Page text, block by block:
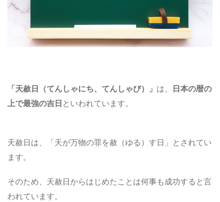
「天赦日 （てんしゃにち、てんしゃび） 」 は、
日本の暦の
上で最強の吉日 といわれています。
天赦日は、「天が万物の罪を赦（ゆる）す日」とされてい
ます。
そのため、天赦日からはじめたことは何事も成功すると言
われています。